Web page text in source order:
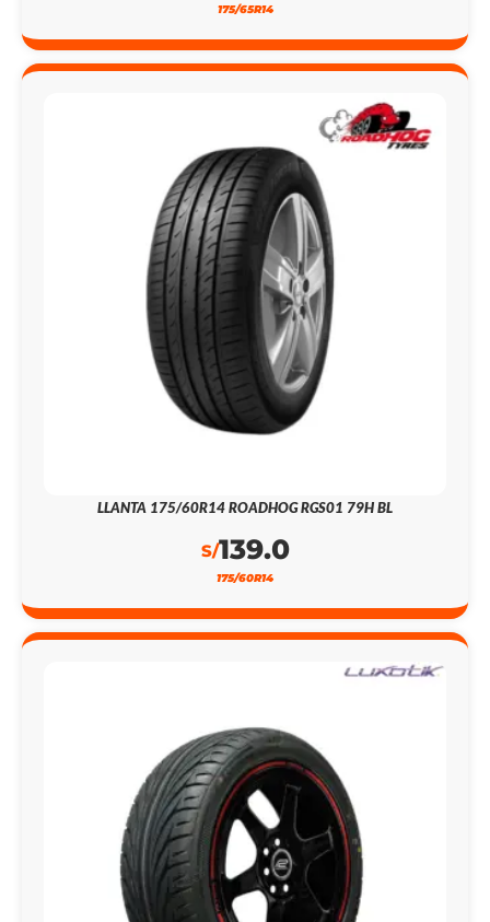
175/65R14
LLANTA 175/60R14 ROADHOG RGS01 79H BL
S/139.0
175/60R14